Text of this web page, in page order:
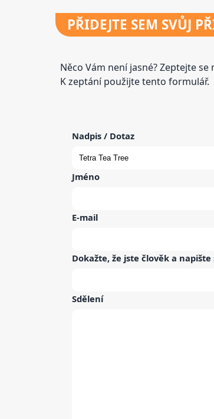
PŘIDEJTE SEM SVŮJ
Něco Vám není jasné? Zeptejte
K zeptání použijte tento formulář.
Nadpis / Dotaz
Jméno
E-mail
Dokažte, že jste člověk a
Sdělení